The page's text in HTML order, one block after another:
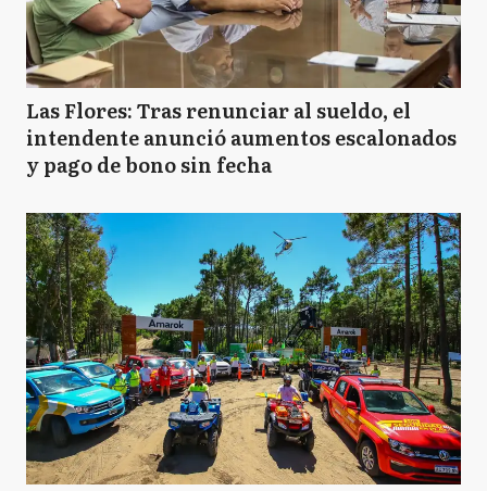
Las Flores: Tras renunciar al sueldo, el
intendente anunció aumentos escalonados
y pago de bono sin fecha